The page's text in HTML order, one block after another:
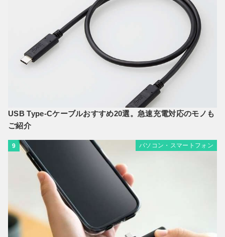
USB Type-Cケーブルおすすめ20選。急速充電対応のモノも
ご紹介
9 パソコン・スマートフォン